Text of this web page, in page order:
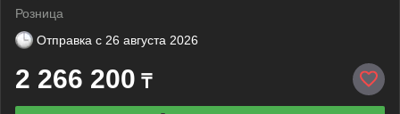
Розница
Отправка с 26 августа 2026
2 266 200 ₸